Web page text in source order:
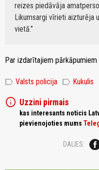
reizes piedāvāja
Likumsargi vīrieti aizturēja
vietā.
Par izdarītajiem
label Valsts policija label Kukulis
info Uzzini pirmais
kas interesants noticis
pievienojoties mums
DALIES: